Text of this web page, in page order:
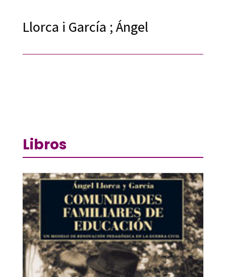
Llorca i García ; Ángel
Libros